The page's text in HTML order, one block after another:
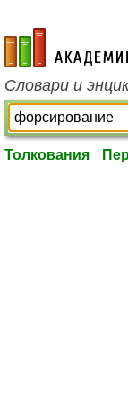
academic.ru
Словари и
Толкования